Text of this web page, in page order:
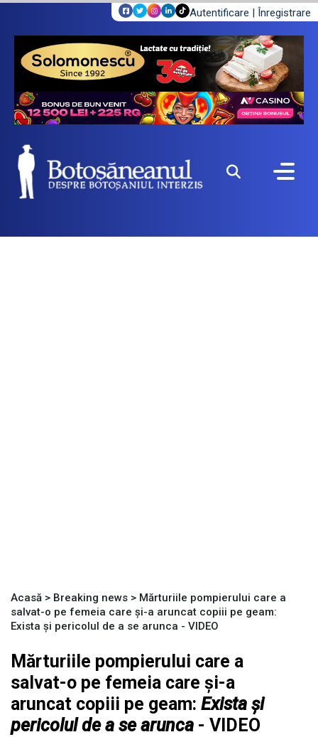
Autentificare | Înregistrare
Acasă > Breaking news > Mărturiile pompierului care a
salvat-o pe femeia care și-a aruncat copiii pe geam:
Exista și pericolul de a se arunca - VIDEO
Mărturiile pompierului care a
salvat-o pe femeia care și-a
aruncat copiii pe geam: Exista și
pericolul de a se arunca - VIDEO